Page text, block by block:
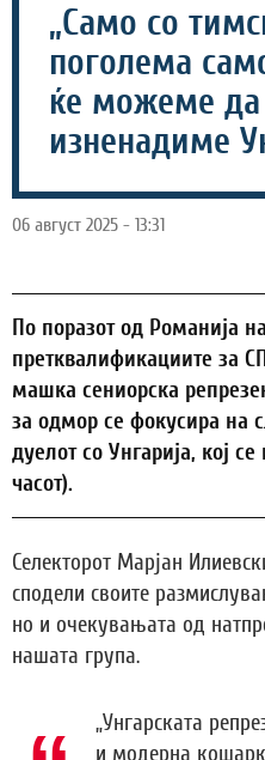
„Само со
поголема
ќе можеме да
изненадиме
06 август 2025 - 13:31
По поразот од Романија
претквалификациите за
машка сениорска
за одмор се фокусира на
дуелот со Унгарија, кој
часот).
Селекторот Марјан
сподели своите
но и очекувањата од
нашата група.
„Унгарската
и модерна